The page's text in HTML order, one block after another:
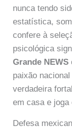
nunca tendo
estatística,
confere à
psicológica
Grande NEWS
paixão
verdadeira
em casa e joga
Defesa